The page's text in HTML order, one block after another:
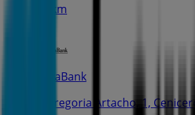
7.0 km
CaixaBank
C. Gregoria Artacho, 1, Cenicero